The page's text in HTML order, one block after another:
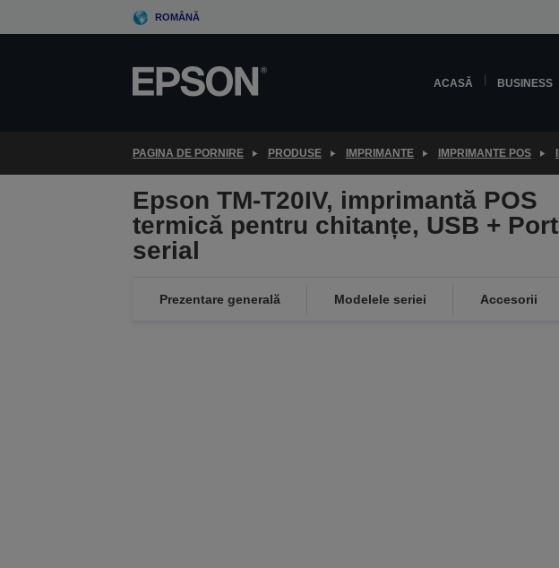
to
ROMÂNĂ
ACASĂ BUSINESS
PAGINA DE PORNIRE PRODUSE IMPRIMANTE IMPRIMANTE POS
Epson TM-T20IV, imprimantă POS
termică pentru chitanțe, USB + Port
serial
Prezentare generală Modelele seriei Accesorii